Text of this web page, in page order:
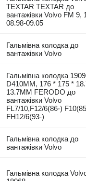
TEXTAR TEXTAR до
вантажівки Volvo FM 9,
08.98-09.05
Гальмівна колодка до
вантажівки Volvo
Гальмівна колодка
D410ММ, 176 * 175 *
13.7ММ FERODO до
вантажівки Volvo
FL7/10,F12/6(86-)
FH12/6(93-)
Гальмівна колодка до
вантажівки Volvo
Гальмівна колодка